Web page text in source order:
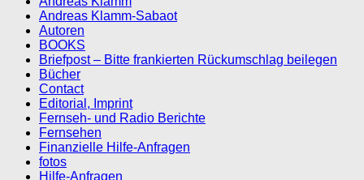
Andreas Klamm-Sabaot
Autoren
BOOKS
Briefpost – Bitte frankierten Rückumschlag beilegen
Bücher
Contact
Editorial, Imprint
Fernseh- und Radio Berichte
Fernsehen
Finanzielle Hilfe-Anfragen
fotos
Hilfe-Anfragen